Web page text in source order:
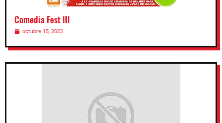
Comedia Fest III
octubre 15, 2023